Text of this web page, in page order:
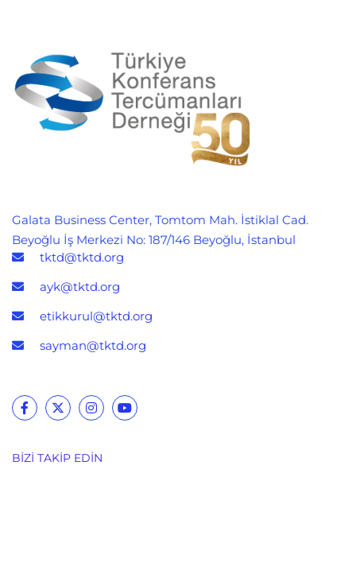
Galata Business Center, Tomtom Mah. İstiklal Cad.
Beyoğlu İş Merkezi No: 187/146 Beyoğlu, İstanbul
tktd@tktd.org
ayk@tktd.org
etikkurul@tktd.org
sayman@tktd.org
BIZI TAKIP EDIN